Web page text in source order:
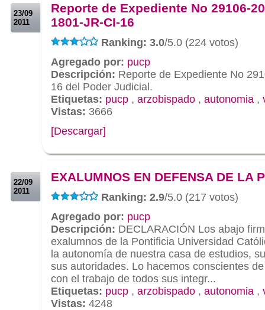
23/09
2011
Reporte de Expediente No 29106-
1801-JR-CI-16
Ranking: 3.0/5.0 (224 votos)
Agregado por: pucp
Descripción: Reporte de Expediente No
16 del Poder Judicial.
Etiquetas: pucp , arzobispado , autonomia ,
Vistas: 3666
[Descargar]
22/09
2011
EXALUMNOS EN DEFENSA DE LA
Ranking: 2.9/5.0 (217 votos)
Agregado por: pucp
Descripción: DECLARACIÓN Los abajo
exalumnos de la Pontificia Universidad
la autonomía de nuestra casa de estudios,
sus autoridades. Lo hacemos conscientes
con el trabajo de todos sus integr...
Etiquetas: pucp , arzobispado , autonomia ,
Vistas: 4248